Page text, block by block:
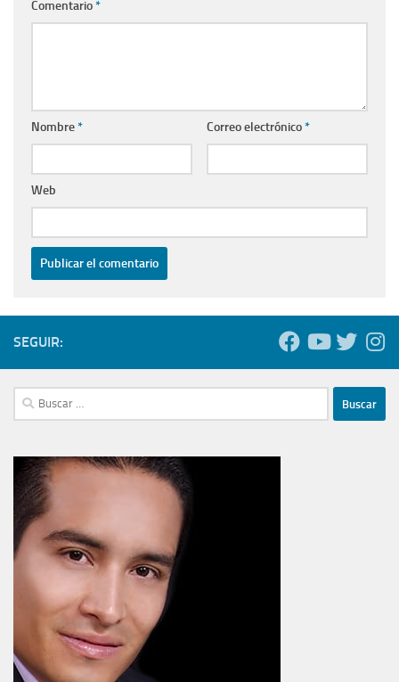
Comentario*
Nombre* Correo electrónico*
Web
SEGUIR:
Buscar: